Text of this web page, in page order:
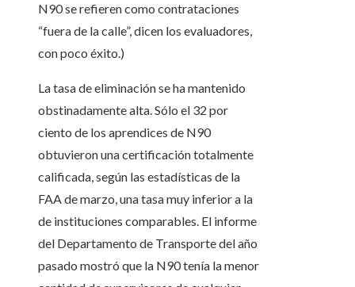
N90 se refieren como contrataciones
“fuera de la calle”, dicen los evaluadores,
con poco éxito.)
La tasa de eliminación se ha mantenido
obstinadamente alta. Sólo el 32 por
ciento de los aprendices de N90
obtuvieron una certificación totalmente
calificada, según las estadísticas de la
FAA de marzo, una tasa muy inferior a la
de instituciones comparables. El informe
del Departamento de Transporte del año
pasado mostró que la N90 tenía la menor